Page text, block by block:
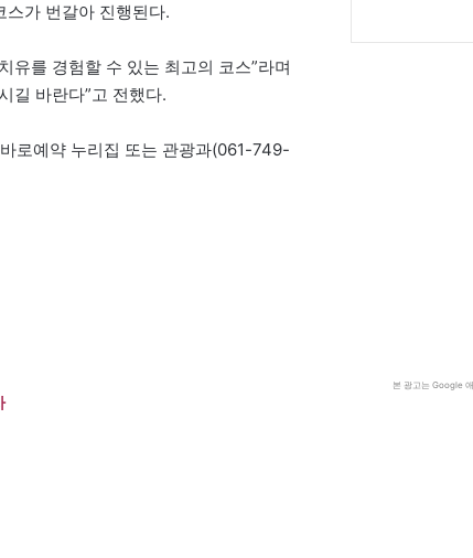
가 번갈아 진행된다.
유를 경험할 수 있는 최고의 코스”라며
길 바란다”고 전했다.
로예약 누리집 또는 관광과(061-749-
본 광고는 Google